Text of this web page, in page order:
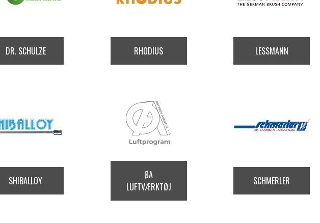
DR. SCHULZE RHODIUS LESSMANN
SHIBALLOY
ØA
LUFTVÆRKTØJ
SCHMERLER